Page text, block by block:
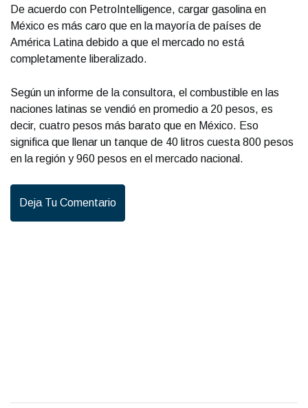
De acuerdo con PetroIntelligence, cargar gasolina en
México es más caro que en la mayoría de países de
América Latina debido a que el mercado no está
completamente liberalizado.
Según un informe de la consultora, el combustible en las
naciones latinas se vendió en promedio a 20 pesos, es
decir, cuatro pesos más barato que en México. Eso
significa que llenar un tanque de 40 litros cuesta 800 pesos
en la región y 960 pesos en el mercado nacional.
Deja Tu Comentario